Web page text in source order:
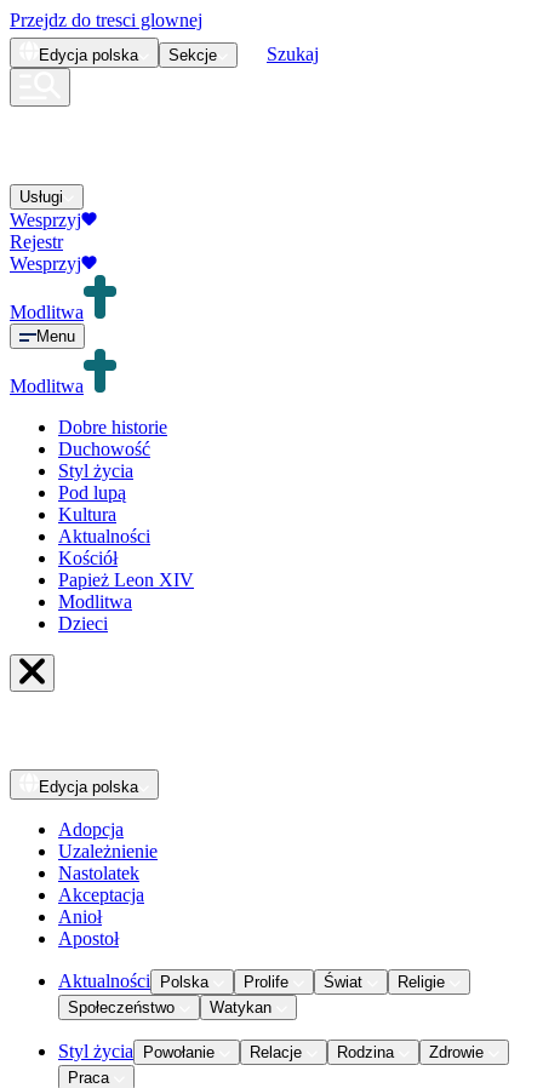
Przejdz do tresci glownej
Edycja polska Sekcje Szukaj
Usługi
Wesprzyj
Rejestr
Wesprzyj
Modlitwa
Menu
Modlitwa
Dobre historie
Duchowość
Styl życia
Pod lupą
Kultura
Aktualności
Kościół
Papież Leon XIV
Modlitwa
Dzieci
Edycja polska
Adopcja
Uzależnienie
Nastolatek
Akceptacja
Anioł
Apostoł
Aktualności Polska Prolife Świat
Religie
Społeczeństwo
Watykan
Styl życia Powołanie Relacje Rodzina
Zdrowie
Praca